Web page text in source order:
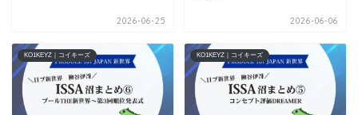
2026-06-25 2026-06-06
KO1KEYZ｜コイキーズ KO1KEYZ｜コイキーズ